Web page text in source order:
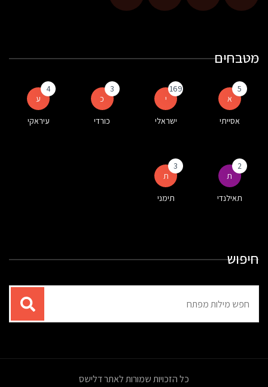
מטבחים
א
5
אסייתי
י
169
ישראלי
כ
3
כורדי
ע
4
עיראקי
ת
2
תאילנדי
ת
3
תימני
חיפוש
עבור
כל הזכויות שמורות לאתר דלישס